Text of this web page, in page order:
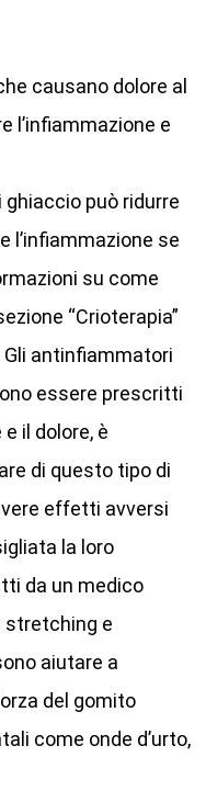
causano dolore al
l’infiammazione e
ghiaccio può ridurre
l’infiammazione se
su come
“Crioterapia”
Gli antinfiammatori
essere prescritti
il dolore, è
di questo tipo di
effetti avversi
la loro
da un medico
stretching e
aiutare a
del gomito
come onde d’urto,